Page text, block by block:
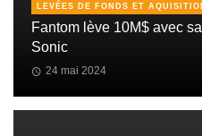
LEVÉES DE FONDS ET
Fantom lève 10M$ avec
Sonic
24 mai 2024